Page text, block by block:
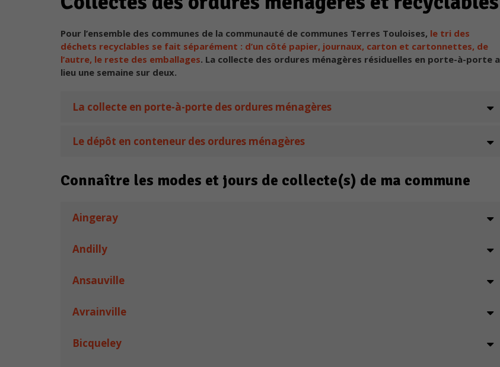
Pour l’ensemble des communes de la communauté de communes Terres Touloises, le tri des
déchets recyclables se fait séparément : d’un côté papier, journaux, carton et cartonnettes, de
l’autre, le reste des emballages. La collecte des ordures ménagères résiduelles en porte-à-porte a
lieu une semaine sur deux.
La collecte en porte-à-porte des ordures ménagères
Le dépôt en conteneur des ordures ménagères
Connaître les modes et jours de collecte(s) de ma commune
Aingeray
Andilly
Ansauville
Avrainville
Bicqueley